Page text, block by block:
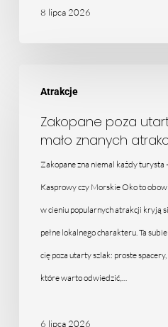
8 lipca 2026
Atrakcje
poza
utartym
szlakiem
mało
znanych
atrakcji
Zakopane poza
mało znanych
Zakopane zna niemal każdy
Kasprowy czy Morskie Oko to
w cieniu popularnych atrakcji kryją
pełne lokalnego charakteru. Ta
cię poza utarty szlak: proste
które warto odwiedzić,…
6 lipca 2026